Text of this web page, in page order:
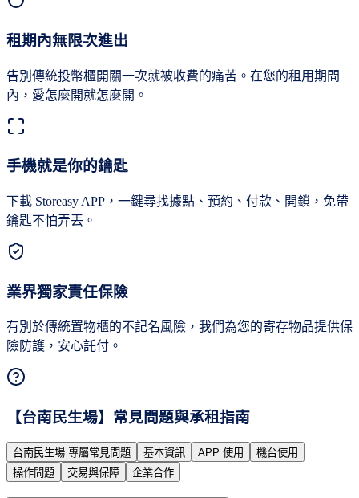
租期內無限次進出
告別傳統投幣櫃開關一次就被收費的痛苦。在您的租用期間
內，愛怎麼開就怎麼開。
手機就是你的鑰匙
下載 Storeasy APP，一鍵尋找據點、預約、付款、開鎖，免帶
鑰匙不怕弄丟。
業界獨家責任保險
有別於傳統置物櫃的不記名風險，我們為您的寄存物品提供保
險防護，安心託付。
【台南民生場】常見問題與承租指南
台南民生場 專屬常見問題 基本資訊 APP 使用
機台使用
操作問題
交易與保障 企業合作